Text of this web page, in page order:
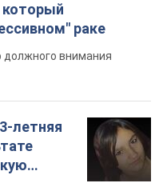
раке
должного внимания
летняя